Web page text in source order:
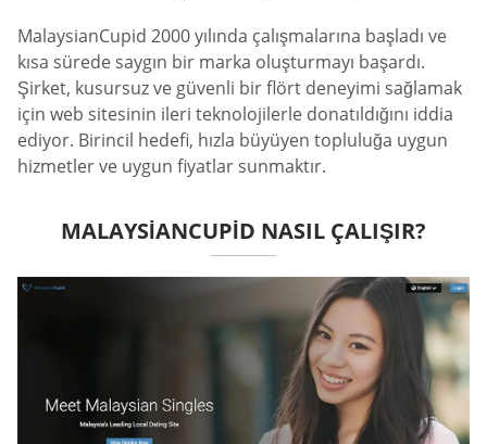
MalaysianCupid 2000 yılında çalışmalarına başladı ve
kısa sürede saygın bir marka oluşturmayı başardı.
Şirket, kusursuz ve güvenli bir flört deneyimi sağlamak
için web sitesinin ileri teknolojilerle donatıldığını iddia
ediyor. Birincil hedefi, hızla büyüyen topluluğa uygun
hizmetler ve uygun fiyatlar sunmaktır.
MALAYSIANCUPID NASIL ÇALIŞIR?